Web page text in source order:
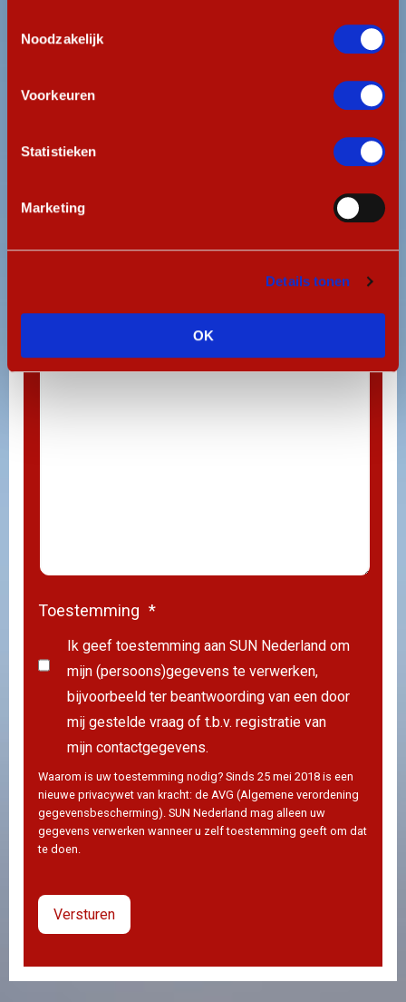
Noodzakelijk
Voorkeuren
Statistieken
Marketing
Details tonen
OK
Telefoonnummer
Toestemming *
Ik geef toestemming aan SUN Nederland om
mijn (persoons)gegevens te verwerken,
bijvoorbeeld ter beantwoording van een door
mij gestelde vraag of t.b.v. registratie van
mijn contactgegevens.
Waarom is uw toestemming nodig? Sinds 25 mei 2018 is een
nieuwe privacywet van kracht: de AVG (Algemene verordening
gegevensbescherming). SUN Nederland mag alleen uw
gegevens verwerken wanneer u zelf toestemming geeft om dat
te doen.